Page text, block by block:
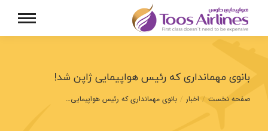
بانوی مهمانداری که رئیس هواپیمایی ژاپن شد!
مکان شما:
صفحه نخست اخبار بانوی مهمانداری که رئیس هواپیمایی…